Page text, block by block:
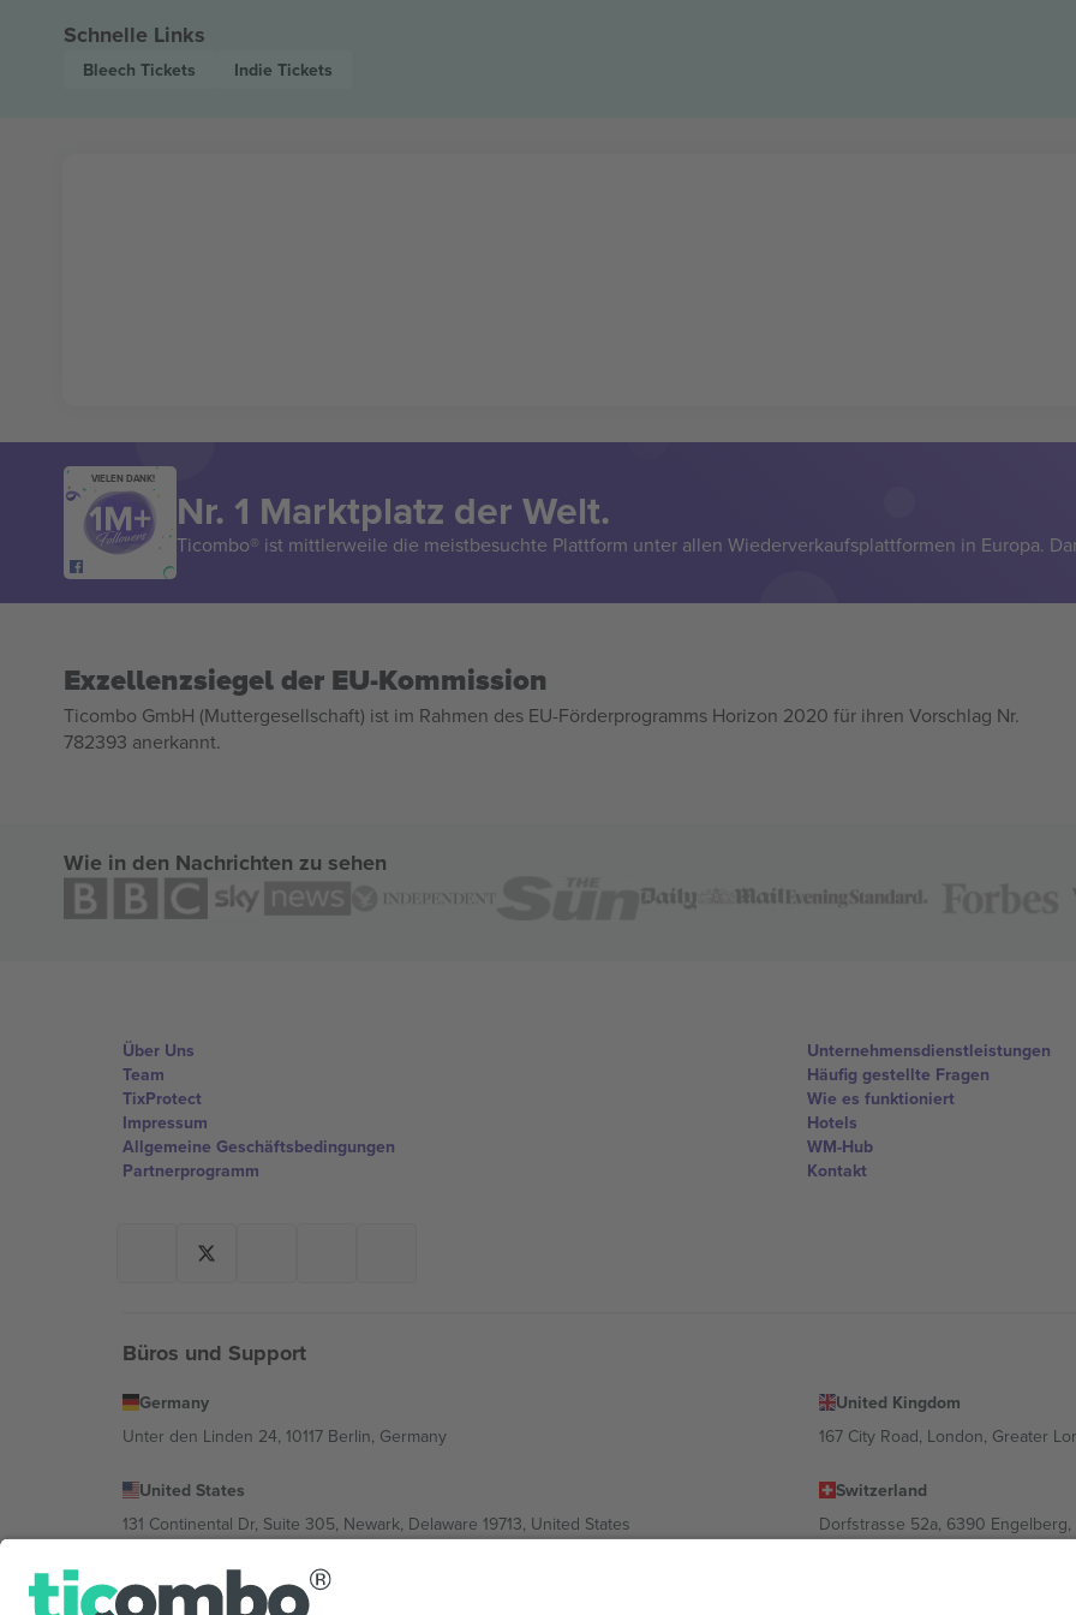
Schnelle Links
Bleech Tickets Indie Tickets
VIELEN DANK!
Nr. 1 Marktplatz der Welt.
Ticombo® ist mittlerweile die meistbesuchte Plattform unter allen Wiederverkaufsplattformen in Europa.
Exzellenzsiegel der EU-Kommission
Ticombo GmbH (Muttergesellschaft) ist im Rahmen des EU-Förderprogramms Horizon 2020 für ihren Vorschlag Nr.
782393 anerkannt.
Wie in den Nachrichten zu sehen
Über Uns
Team
TixProtect
Impressum
Allgemeine Geschäftsbedingungen
Partnerprogramm
Unternehmensdienstleistungen
Häufig gestellte Fragen
Wie es funktioniert
Hotels
WM-Hub
Kontakt
Büros und Support
Germany
Unter den Linden 24, 10117 Berlin, Germany
United Kingdom
167 City Road, London, Greater
United States
131 Continental Dr, Suite 305, Newark, Delaware 19713, United States
Switzerland
Dorfstrasse 52a, 6390
Bulgaria